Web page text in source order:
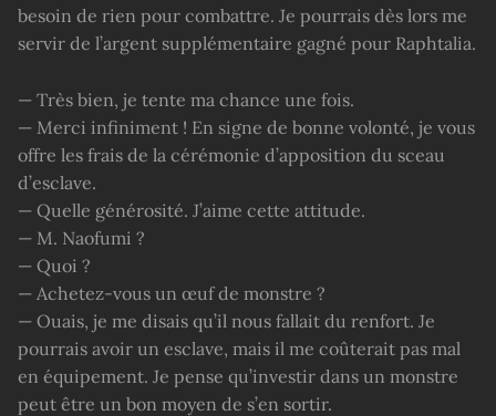
besoin de rien pour combattre. Je pourrais dès lors me
servir de l’argent supplémentaire gagné pour Raphtalia.
— Très bien, je tente ma chance une fois.
— Merci infiniment ! En signe de bonne volonté, je vous
offre les frais de la cérémonie d’apposition du sceau
d’esclave.
— Quelle générosité. J’aime cette attitude.
— M. Naofumi ?
— Quoi ?
— Achetez-vous un œuf de monstre ?
— Ouais, je me disais qu’il nous fallait du renfort. Je
pourrais avoir un esclave, mais il me coûterait pas mal
en équipement. Je pense qu’investir dans un monstre
peut être un bon moyen de s’en sortir.